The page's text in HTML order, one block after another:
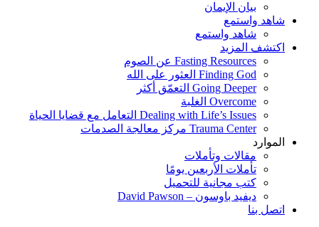
بيان الإيمان
شاهد واستمع
شاهد واستمع
اكتشف المزيد
Fasting Resources عن الصوم
Finding God العثور على الله
Going Deeper التعمّق أكثر
Overcome الغلبة
Dealing with Life’s Issues التعامل مع قضايا الحياة
Trauma Center مركز معالجة الصدمات
الموارد
مقالات وتأملات
تأملات الأربعين يومًا
كتب مجانية للتحميل
ديفيد باوسون – David Pawson
اتصل بنا